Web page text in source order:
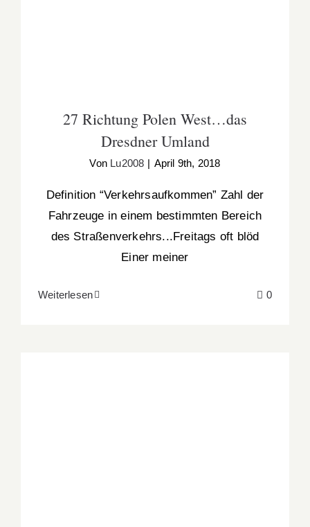
27 Richtung Polen West…das
Dresdner Umland
Von Lu2008 | April 9th, 2018
Definition “Verkehrsaufkommen” Zahl der
Fahrzeuge in einem bestimmten Bereich
des Straßenverkehrs...Freitags oft blöd
Einer meiner
Weiterlesen 0